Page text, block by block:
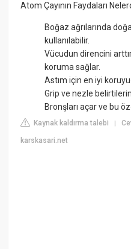
Atom Çayının Faydaları
Boğaz ağrılarında
kullanılabilir.
Vücudun direncini
koruma sağlar.
Astım için en iyi
Grip ve nezle
Bronşları açar ve bu
Kaynak kaldırma talebi |
karskasari.net